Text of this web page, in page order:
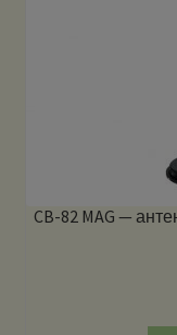
CB-82 MAG —